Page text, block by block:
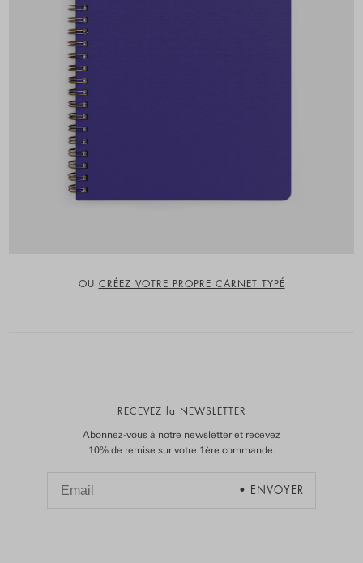
OU CRÉEZ VOTRE PROPRE CARNET TYPÉ
RECEVEZ la NEWSLETTER
Abonnez-vous à notre newsletter et recevez
10% de remise sur votre 1ère commande.